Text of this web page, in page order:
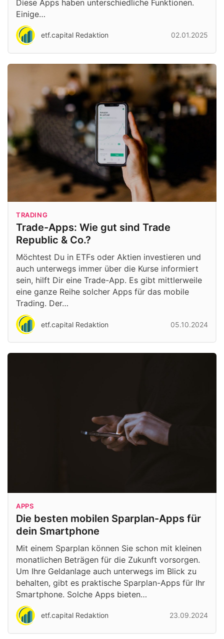
Diese Apps haben unterschiedliche Funktionen.
Einige…
etf.capital Redaktion 02.01.2025
TRADING
Trade-Apps: Wie gut sind Trade
Republic & Co.?
Möchtest Du in ETFs oder Aktien investieren und
auch unterwegs immer über die Kurse informiert
sein, hilft Dir eine Trade-App. Es gibt mittlerweile
eine ganze Reihe solcher Apps für das mobile
Trading. Der…
etf.capital Redaktion 05.10.2024
APPS
Die besten mobilen Sparplan-Apps für
dein Smartphone
Mit einem Sparplan können Sie schon mit kleinen
monatlichen Beträgen für die Zukunft vorsorgen.
Um Ihre Geldanlage auch unterwegs im Blick zu
behalten, gibt es praktische Sparplan-Apps für Ihr
Smartphone. Solche Apps bieten…
etf.capital Redaktion 23.09.2024